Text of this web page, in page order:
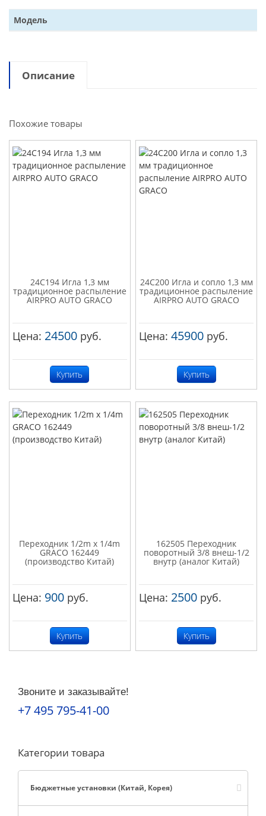
Звоните и заказывайте!
+7 495 795-41-00
Категории товара
Бюджетные установки (Китай, Корея)
Модель
Описание
Похожие товары
24C194 Игла 1,3 мм
традиционное распыление
AIRPRO AUTO GRACO
Цена: 24500 руб.
Купить
24C200 Игла и сопло 1,3 мм
традиционное распыление
AIRPRO AUTO GRACO
Цена:45900 руб.
Купить
Переходник 1/2m x 1/4m
GRACO 162449
(производство Китай)
Цена: 900 руб.
Купить
162505 Переходник
поворотный 3/8 внеш-1/2
внутр (аналог Китай)
Цена: 2500 руб.
Купить